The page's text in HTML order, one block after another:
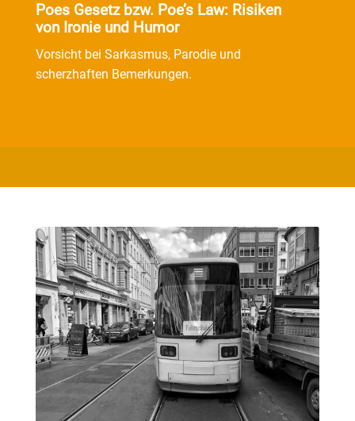
Poes Gesetz bzw. Poe’s Law: Risiken
von Ironie und Humor
Vorsicht bei Sarkasmus, Parodie und
scherzhaften Bemerkungen.